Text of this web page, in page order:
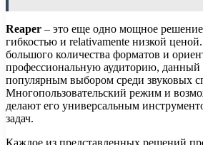
Reaper – это еще одно мощное
гибкостью и relativamente низкой
большого количества форматов и
профессиональную аудиторию, данный
популярным выбором среди звуковых
Многопользовательский режим и
делают его универсальным
задач.
Каждое из представленных решений